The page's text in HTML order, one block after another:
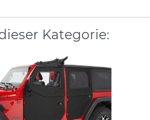
Kategorie: